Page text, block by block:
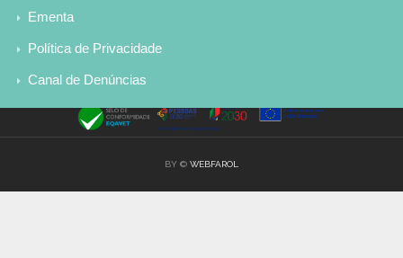
Ementa
Política de Privacidade
Canal de Denúncias
BY © WEBFAROL